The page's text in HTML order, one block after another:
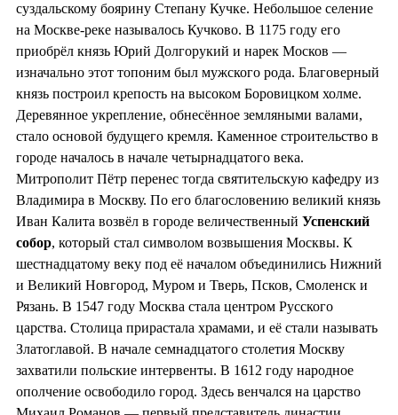
суздальскому боярину Степану Кучке. Небольшое селение
на Москве-реке называлось Кучково. В 1175 году его
приобрёл князь Юрий Долгорукий и нарек Москов —
изначально этот топоним был мужского рода. Благоверный
князь построил крепость на высоком Боровицком холме.
Деревянное укрепление, обнесённое земляными валами,
стало основой будущего кремля. Каменное строительство в
городе началось в начале четырнадцатого века.
Митрополит Пётр перенес тогда святительскую кафедру из
Владимира в Москву. По его благословению великий князь
Иван Калита возвёл в городе величественный Успенский
собор, который стал символом возвышения Москвы. К
шестнадцатому веку под её началом объединились Нижний
и Великий Новгород, Муром и Тверь, Псков, Смоленск и
Рязань. В 1547 году Москва стала центром Русского
царства. Столица прирастала храмами, и её стали называть
Златоглавой. В начале семнадцатого столетия Москву
захватили польские интервенты. В 1612 году народное
ополчение освободило город. Здесь венчался на царство